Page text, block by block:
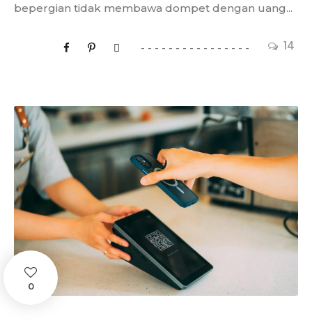
14
bepergian tidak membawa dompet dengan uang...
0